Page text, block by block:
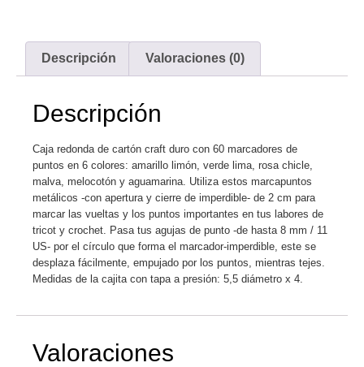
Descripción Valoraciones (0)
Descripción
Caja redonda de cartón craft duro con 60 marcadores de
puntos en 6 colores: amarillo limón, verde lima, rosa chicle,
malva, melocotón y aguamarina. Utiliza estos marcapuntos
metálicos -con apertura y cierre de imperdible- de 2 cm para
marcar las vueltas y los puntos importantes en tus labores de
tricot y crochet. Pasa tus agujas de punto -de hasta 8 mm / 11
US- por el círculo que forma el marcador-imperdible, este se
desplaza fácilmente, empujado por los puntos, mientras tejes.
Medidas de la cajita con tapa a presión: 5,5 diámetro x 4.
Valoraciones